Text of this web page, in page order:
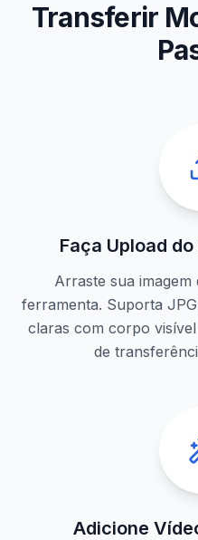
Transferir
Faça Upload
Arraste sua
ferramenta. Suporta
claras com corpo
de
Adicione